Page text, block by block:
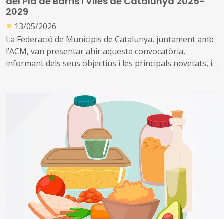
2029
● 13/05/2026
La Federació de Municipis de Catalunya, juntament amb
l’ACM, van presentar ahir aquesta convocatòria,
informant dels seus objectius i les principals novetats, i
En l’acte, que es celebrar telemàticament, va intervenir
del vicepresident de la Federació de Municipis de
Catalunya i alcalde de Martorell, Xavier Fonollosa; el
vicepresident de l’Associació Catalana de Municipis i
alcalde de Rialp, Gerard Sabarich; i el comissionat per a
l’Impuls de les Polítiques de Millorament Urbà,
Ambiental i Social dels Barris i les Viles, Carles Martí, que
va presentar la convocatòria 2026 de subvencions